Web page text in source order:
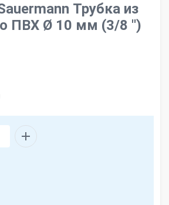
Трубка из
ПВХ Ø 10 мм (3/8 '')